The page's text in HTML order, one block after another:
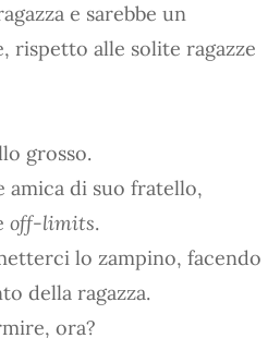
e sarebbe un
rispetto alle solite ragazze
grosso.
amica di suo fratello,
off-limits.
lo zampino, facendo
della ragazza.
ora?